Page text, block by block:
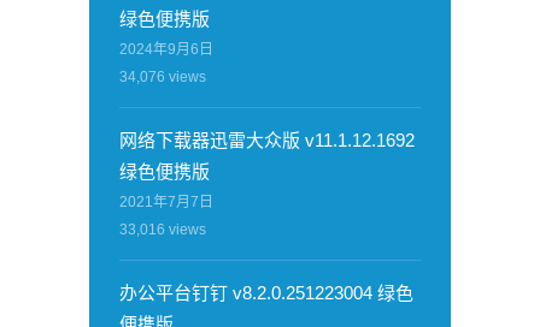
绿色便携版
2024年9月6日
34,076 views
网络下载器迅雷大众版 v11.1.12.1692
绿色便携版
2021年7月7日
33,016 views
办公平台钉钉 v8.2.0.251223004 绿色